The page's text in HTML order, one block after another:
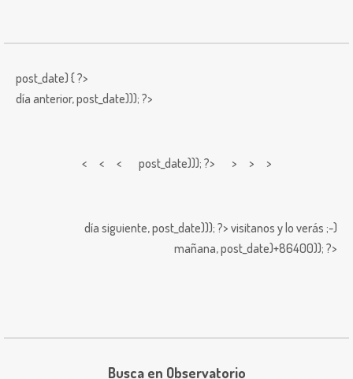
post_date) { ?>
día anterior,post_date))); ?>
< < < post_date))); ?> > > >
día siguiente,post_date))); ?> visitanos y lo verás ;-)
mañana,post_date)+86400)); ?>
Busca en Observatorio